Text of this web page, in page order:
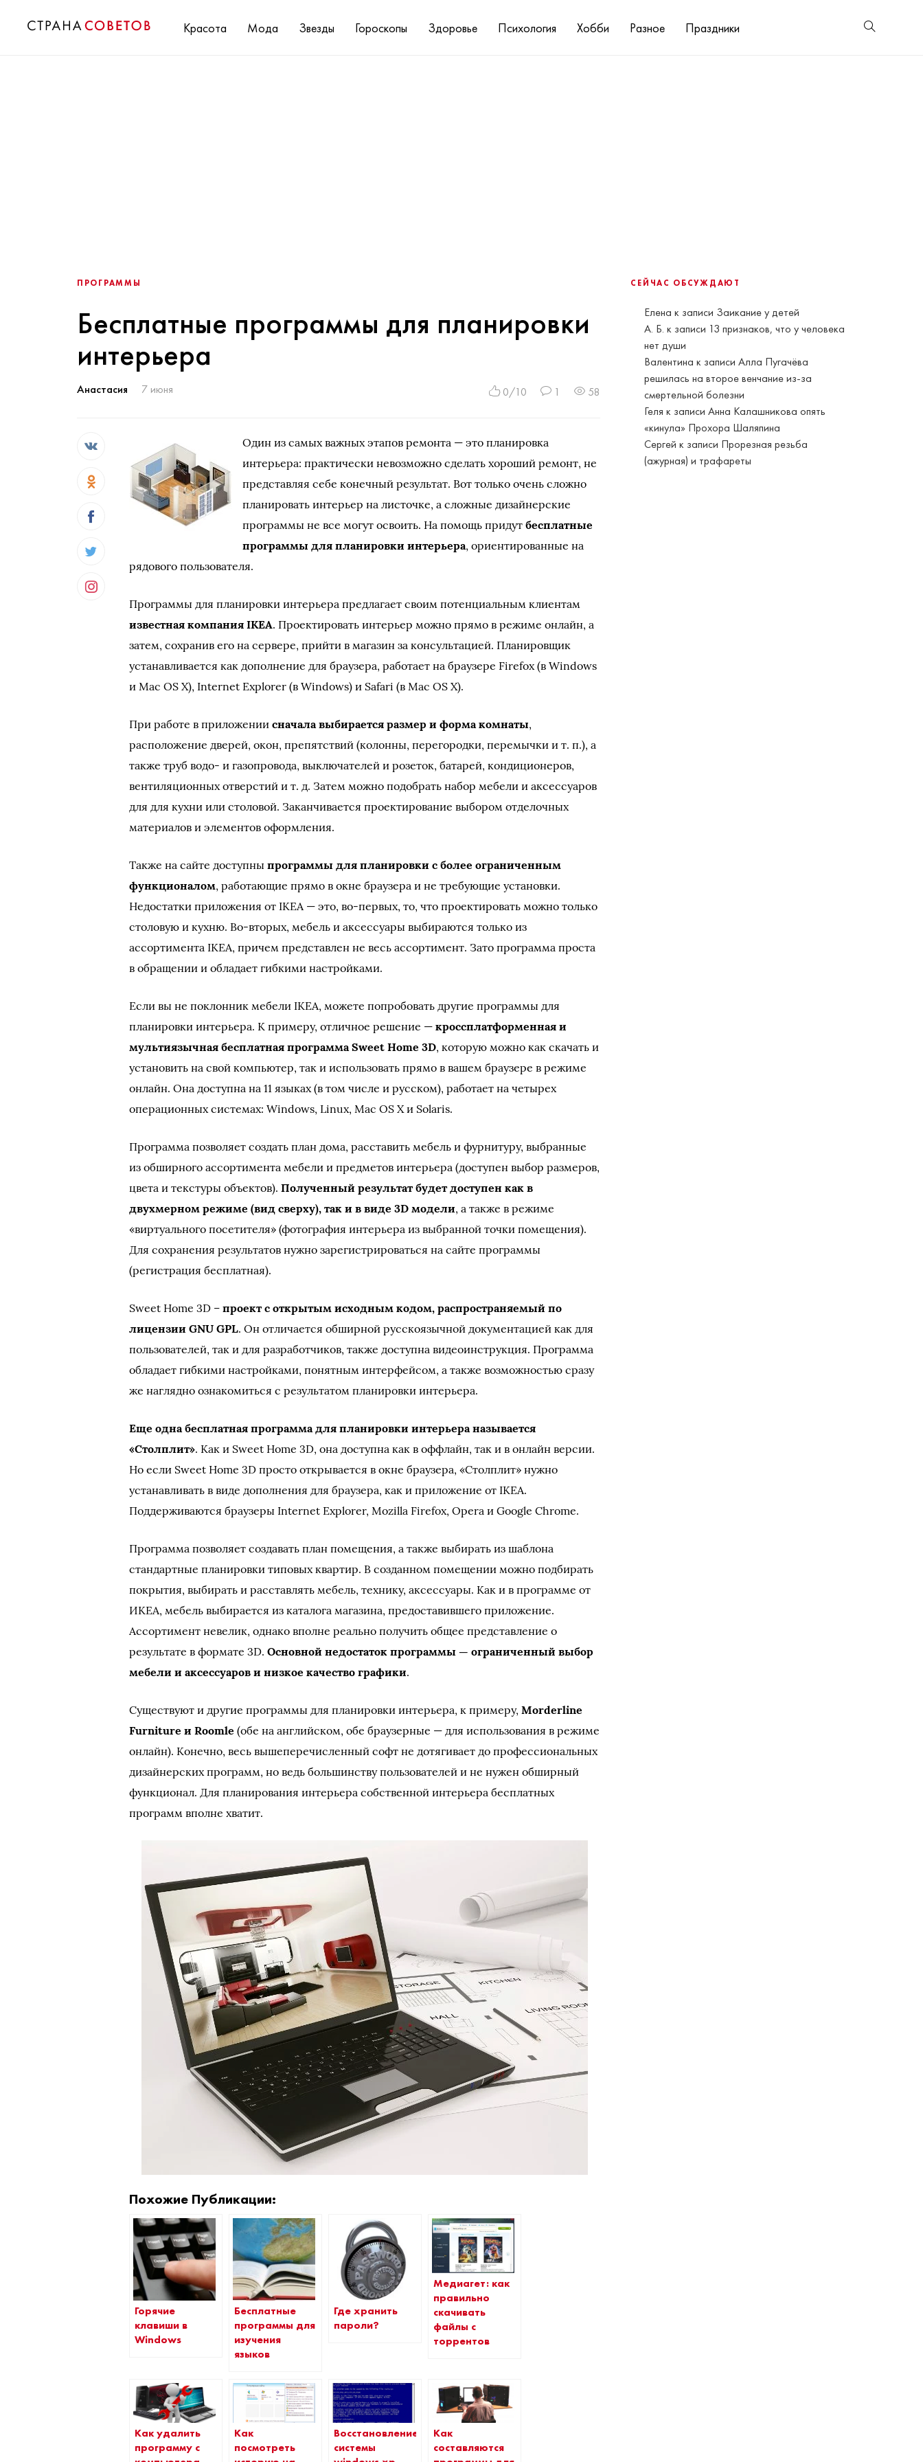
Красота Мода Звезды Гороскопы Здоровье Психология Хобби Разное Праздники
СЕЙЧАС ОБСУЖДАЮТ
Елена к записи Заикание у детей
А. Б. к записи 13 признаков, что у человека
нет души
Валентина к записиАлла Пугачёва
решилась на второе венчание из-за
смертельной болезни
Геля к записиАнна Калашникова опять
«кинула» Прохора Шаляпина
Сергей к записи Прорезная резьба
(ажурная) и трафареты
ПРОГРАММЫ
Бесплатные программы для планировки
интерьера
Анастасия 7 июня 0/10 1 58
Один из самых важных этапов ремонта — это планировка
интерьера: практически невозможно сделать хороший ремонт, не
представляя себе конечный результат. Вот только очень сложно
планировать интерьер на листочке, а сложные дизайнерские
программы не все могут освоить. На помощь придутбесплатные
программы для планировки интерьера, ориентированные на
рядового пользователя.
Программы для планировки интерьера предлагает своим потенциальным клиентам
известная компания IKEA. Проектировать интерьер можно прямо в режиме онлайн, а
затем, сохранив его на сервере, прийти в магазин за консультацией. Планировщик
устанавливается как дополнение для браузера, работает на браузере Firefox (в Windows
и Mac OS X), Internet Explorer (в Windows) и Safari (в Mac OS X).
При работе в приложениисначала выбирается размер и форма комнаты,
расположение дверей, окон, препятствий (колонны, перегородки, перемычки и т. п.), а
также труб водо- и газопровода, выключателей и розеток, батарей, кондиционеров,
вентиляционных отверстий и т. д. Затем можно подобрать набор мебели и аксессуаров
для для кухни или столовой. Заканчивается проектирование выбором отделочных
материалов и элементов оформления.
Также на сайте доступныпрограммы для планировки с более ограниченным
функционалом, работающие прямо в окне браузера и не требующие установки.
Недостатки приложения от IKEA — это, во-первых, то, что проектировать можно только
столовую и кухню. Во-вторых, мебель и аксессуары выбираются только из
ассортимента IKEA, причем представлен не весь ассортимент. Зато программа проста
в обращении и обладает гибкими настройками.
Если вы не поклонник мебели IKEA, можете попробовать другие программы для
планировки интерьера. К примеру, отличное решение —кроссплатформенная и
мультиязычная бесплатная программа Sweet Home 3D, которую можно как скачать и
установить на свой компьютер, так и использовать прямо в вашем браузере в режиме
онлайн. Она доступна на 11 языках (в том числе и русском), работает на четырех
операционных системах: Windows, Linux, Mac OS X и Solaris.
Программа позволяет создать план дома, расставить мебель и фурнитуру, выбранные
из обширного ассортимента мебели и предметов интерьера (доступен выбор размеров,
цвета и текстуры объектов).Полученный результат будет доступен как в
двухмерном режиме (вид сверху), так и в виде 3D модели, а также в режиме
«виртуального посетителя» (фотография интерьера из выбранной точки помещения).
Для сохранения результатов нужно зарегистрироваться на сайте программы
(регистрация бесплатная).
Sweet Home 3D –проект с открытым исходным кодом, распространяемый по
лицензии GNU GPL. Он отличается обширной русскоязычной документацией как для
пользователей, так и для разработчиков, также доступна видеоинструкция. Программа
обладает гибкими настройками, понятным интерфейсом, а также возможностью сразу
же наглядно ознакомиться с результатом планировки интерьера.
Еще одна бесплатная программа для планировки интерьера называется
«Столплит». Как и Sweet Home 3D, она доступна как в оффлайн, так и в онлайн версии.
Но если Sweet Home 3D просто открывается в окне браузера, «Столплит» нужно
устанавливать в виде дополнения для браузера, как и приложение от IKEA.
Поддерживаются браузеры Internet Explorer, Mozilla Firefox, Opera и Google Chrome.
Программа позволяет создавать план помещения, а также выбирать из шаблона
стандартные планировки типовых квартир. В созданном помещении можно подбирать
покрытия, выбирать и расставлять мебель, технику, аксессуары. Как и в программе от
ИКЕА, мебель выбирается из каталога магазина, предоставившего приложение.
Ассортимент невелик, однако вполне реально получить общее представление о
результате в формате 3D.Основной недостаток программы — ограниченный выбор
мебели и аксессуаров и низкое качество графики.
Существуют и другие программы для планировки интерьера, к примеру,Morderline
Furniture и Roomle (обе на английском, обе браузерные — для использования в режиме
онлайн). Конечно, весь вышеперечисленный софт не дотягивает до профессиональных
дизайнерских программ, но ведь большинству пользователей и не нужен обширный
функционал. Для планирования интерьера собственной интерьера бесплатных
программ вполне хватит.
Похожие Публикации:
Горячие
клавиши в
Windows
Бесплатные
программы для
изучения
языков
Где хранить
пароли?
Медиагет: как
правильно
скачивать
файлы с
торрентов
Как удалить
программу с
Как
посмотреть
Восстановление
системы
Как
составляются